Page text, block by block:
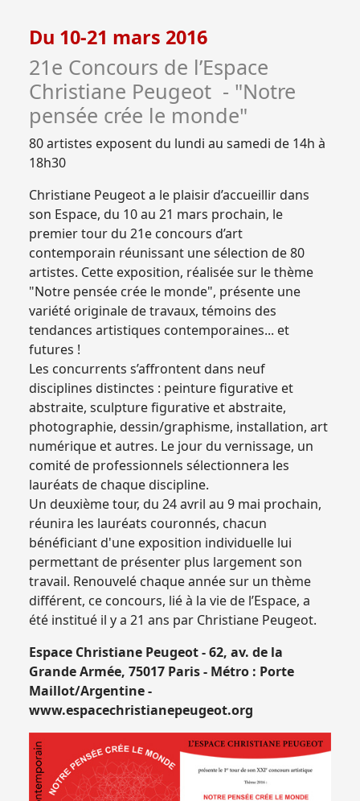
Du 10-21 mars 2016
21e Concours de l’Espace
Christiane Peugeot - "Notre
pensée crée le monde"
80 artistes exposent du lundi au samedi de 14h à
18h30
Christiane Peugeot a le plaisir d’accueillir dans
son Espace, du 10 au 21 mars prochain, le
premier tour du 21e concours d’art
contemporain réunissant une sélection de 80
artistes. Cette exposition, réalisée sur le thème
"Notre pensée crée le monde", présente une
variété originale de travaux, témoins des
tendances artistiques contemporaines... et
futures !
Les concurrents s’affrontent dans neuf
disciplines distinctes : peinture figurative et
abstraite, sculpture figurative et abstraite,
photographie, dessin/graphisme, installation, art
numérique et autres. Le jour du vernissage, un
comité de professionnels sélectionnera les
lauréats de chaque discipline.
Un deuxième tour, du 24 avril au 9 mai prochain,
réunira les lauréats couronnés, chacun
bénéficiant d'une exposition individuelle lui
permettant de présenter plus largement son
travail. Renouvelé chaque année sur un thème
différent, ce concours, lié à la vie de l’Espace, a
été institué il y a 21 ans par Christiane Peugeot.
Espace Christiane Peugeot - 62, av. de la
Grande Armée, 75017 Paris - Métro : Porte
Maillot/Argentine -
www.espacechristianepeugeot.org